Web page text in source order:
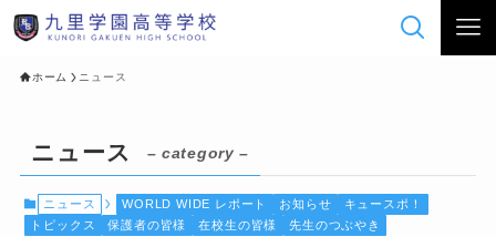
ホーム ニュース
ニュース – category –
ニュース WORLD WIDE レポート お知らせ
キュースポ！
トピックス
保護者の皆様 在校生の皆様 先生のつぶやき